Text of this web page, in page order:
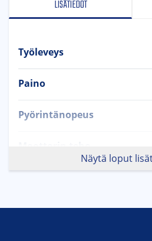
LISÄTIEDOT
Työleveys
Paino
Pyörintänopeus
Näytä loput